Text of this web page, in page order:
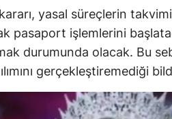
Tekirdağ
Tokat
Trabzon
yasal süreçlerin takvimi
pasaport işlemlerini
durumunda olacak. Bu
gerçekleştiremediği